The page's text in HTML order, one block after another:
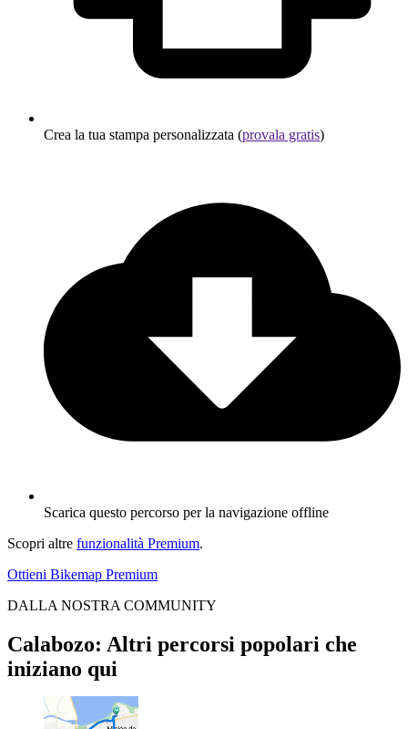
Crea la tua stampa personalizzata (provala gratis)
Scarica questo percorso per la navigazione offline
Scopri altre funzionalità Premium.
Ottieni Bikemap Premium
DALLA NOSTRA COMMUNITY
Calabozo: Altri percorsi popolari che
iniziano qui